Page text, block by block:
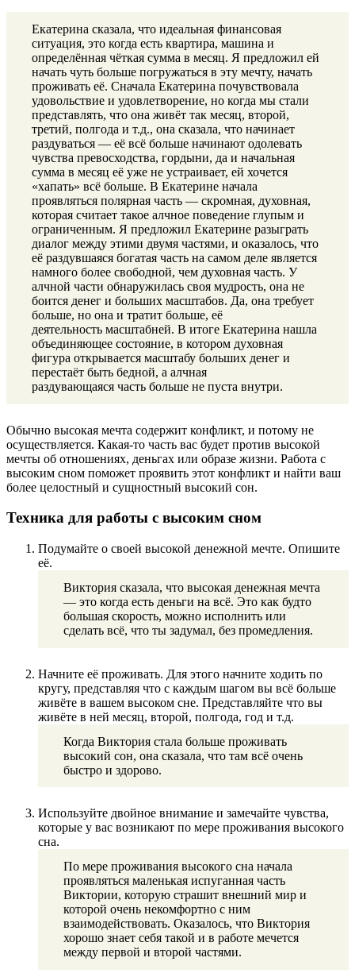
Екатерина сказала, что идеальная финансовая
ситуация, это когда есть квартира, машина и
определённая чёткая сумма в месяц. Я предложил ей
начать чуть больше погружаться в эту мечту, начать
проживать её. Сначала Екатерина почувствовала
удовольствие и удовлетворение, но когда мы стали
представлять, что она живёт так месяц, второй,
третий, полгода и т.д., она сказала, что начинает
раздуваться — её всё больше начинают одолевать
чувства превосходства, гордыни, да и начальная
сумма в месяц её уже не устраивает, ей хочется
«хапать» всё больше. В Екатерине начала
проявляться полярная часть — скромная, духовная,
которая считает такое алчное поведение глупым и
ограниченным. Я предложил Екатерине разыграть
диалог между этими двумя частями, и оказалось, что
её раздувшаяся богатая часть на самом деле является
намного более свободной, чем духовная часть. У
алчной части обнаружилась своя мудрость, она не
боится денег и больших масштабов. Да, она требует
больше, но она и тратит больше, её
деятельность масштабней. В итоге Екатерина нашла
объединяющее состояние, в котором духовная
фигура открывается масштабу больших денег и
перестаёт быть бедной, а алчная
раздувающаяся часть больше не пуста внутри.
Обычно высокая мечта содержит конфликт, и потому не
осуществляется. Какая-то часть вас будет против высокой
мечты об отношениях, деньгах или образе жизни. Работа с
высоким сном поможет проявить этот конфликт и найти ваш
более целостный и сущностный высокий сон.
Техника для работы с высоким сном
Подумайте о своей высокой денежной мечте. Опишите
её.
Виктория сказала, что высокая денежная мечта
— это когда есть деньги на всё. Это как будто
большая скорость, можно исполнить или
сделать всё, что ты задумал, без промедления.
Начните её проживать. Для этого начните ходить по
кругу, представляя что с каждым шагом вы всё больше
живёте в вашем высоком сне. Представляйте что вы
живёте в ней месяц, второй, полгода, год и т.д.
Когда Виктория стала больше проживать
высокий сон, она сказала, что там всё очень
быстро и здорово.
Используйте двойное внимание и замечайте чувства,
которые у вас возникают по мере проживания высокого
сна.
По мере проживания высокого сна начала
проявляться маленькая испуганная часть
Виктории, которую страшит внешний мир и
которой очень некомфортно с ним
взаимодействовать. Оказалось, что Виктория
хорошо знает себя такой и в работе мечется
между первой и второй частями.